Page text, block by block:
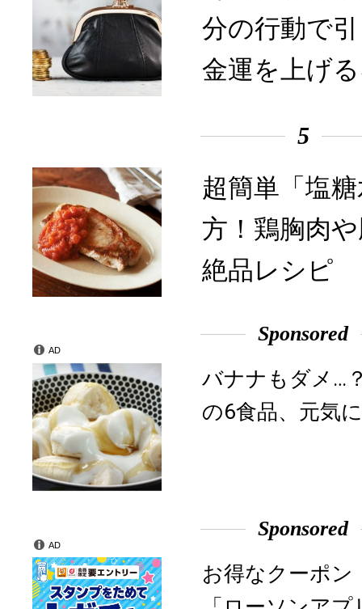
分の行動で
金運を上げ
5
超簡単「塩
方！鶏胸肉
絶品レシピ
Sponsored
バナナもダメ…
の6食品、元気
AD
Sponsored
お得なクーポン
AD